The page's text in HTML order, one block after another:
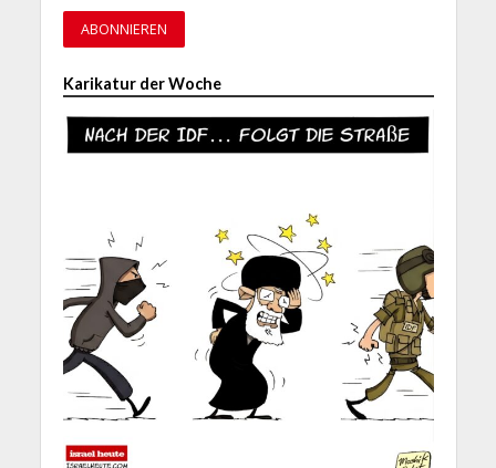
Karikatur der Woche